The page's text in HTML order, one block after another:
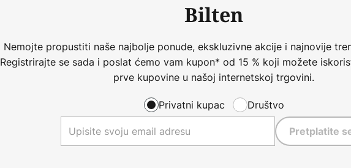
Bilten
Nemojte propustiti naše najbolje ponude, ekskluzivne akcije i najnovije
Registrirajte se sada i poslat ćemo vam kupon* od 15 % koji možete
prve kupovine u našoj internetskoj trgovini.
Privatni kupac Društvo
Pretplatite